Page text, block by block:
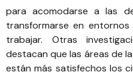
para acomodarse a las
transformarse en
trabajar. Otras
destacan que las áreas de
están más satisfechos los